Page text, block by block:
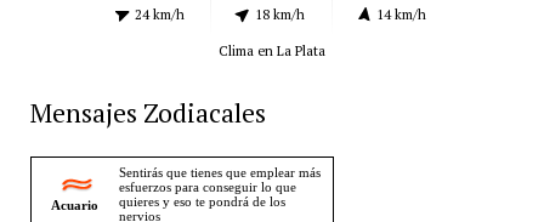
24 km/h
18 km/h
14 km/h
Clima en La Plata
Mensajes Zodiacales